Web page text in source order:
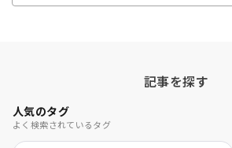
記事を探す
人気のタグ
よく検索されているタグ